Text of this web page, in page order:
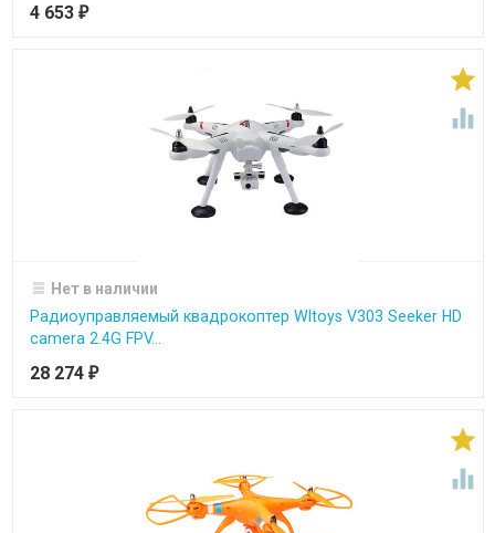
4 653 ₽


Нет в наличии
Радиоуправляемый квадрокоптер Wltoys V303 Seeker HD
camera 2.4G FPV...
28 274 ₽

